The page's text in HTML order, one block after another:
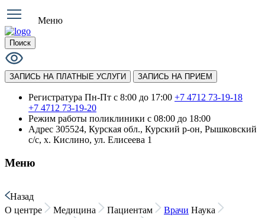
Меню
Поиск
ЗАПИСЬ НА ПЛАТНЫЕ УСЛУГИ ЗАПИСЬ НА ПРИЕМ
Регистратура Пн-Пт с 8:00 до 17:00 +7 4712 73-19-18
+7 4712 73-19-20
Режим работы поликлиники с 08:00 до 18:00
Адрес 305524, Курская обл., Курский р-он, Рышковский
с/с, х. Кислино, ул. Елисеева 1
Меню
Назад
О центре
Медицина Пациентам Врачи Наука